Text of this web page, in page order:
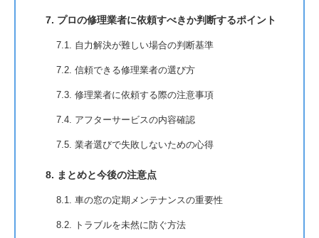
7. プロの修理業者に依頼すべきか判断するポイント
7.1. 自力解決が難しい場合の判断基準
7.2. 信頼できる修理業者の選び方
7.3. 修理業者に依頼する際の注意事項
7.4. アフターサービスの内容確認
7.5. 業者選びで失敗しないための心得
8. まとめと今後の注意点
8.1. 車の窓の定期メンテナンスの重要性
8.2. トラブルを未然に防ぐ方法